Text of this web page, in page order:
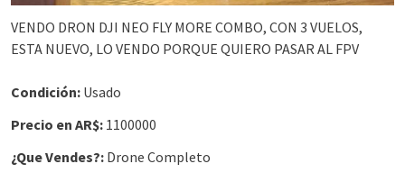
VENDO DRON DJI NEO FLY MORE COMBO, CON 3 VUELOS,
ESTA NUEVO, LO VENDO PORQUE QUIERO PASAR AL FPV
Condición: Usado
Precio en AR$: 1100000
¿Que Vendes?: Drone Completo